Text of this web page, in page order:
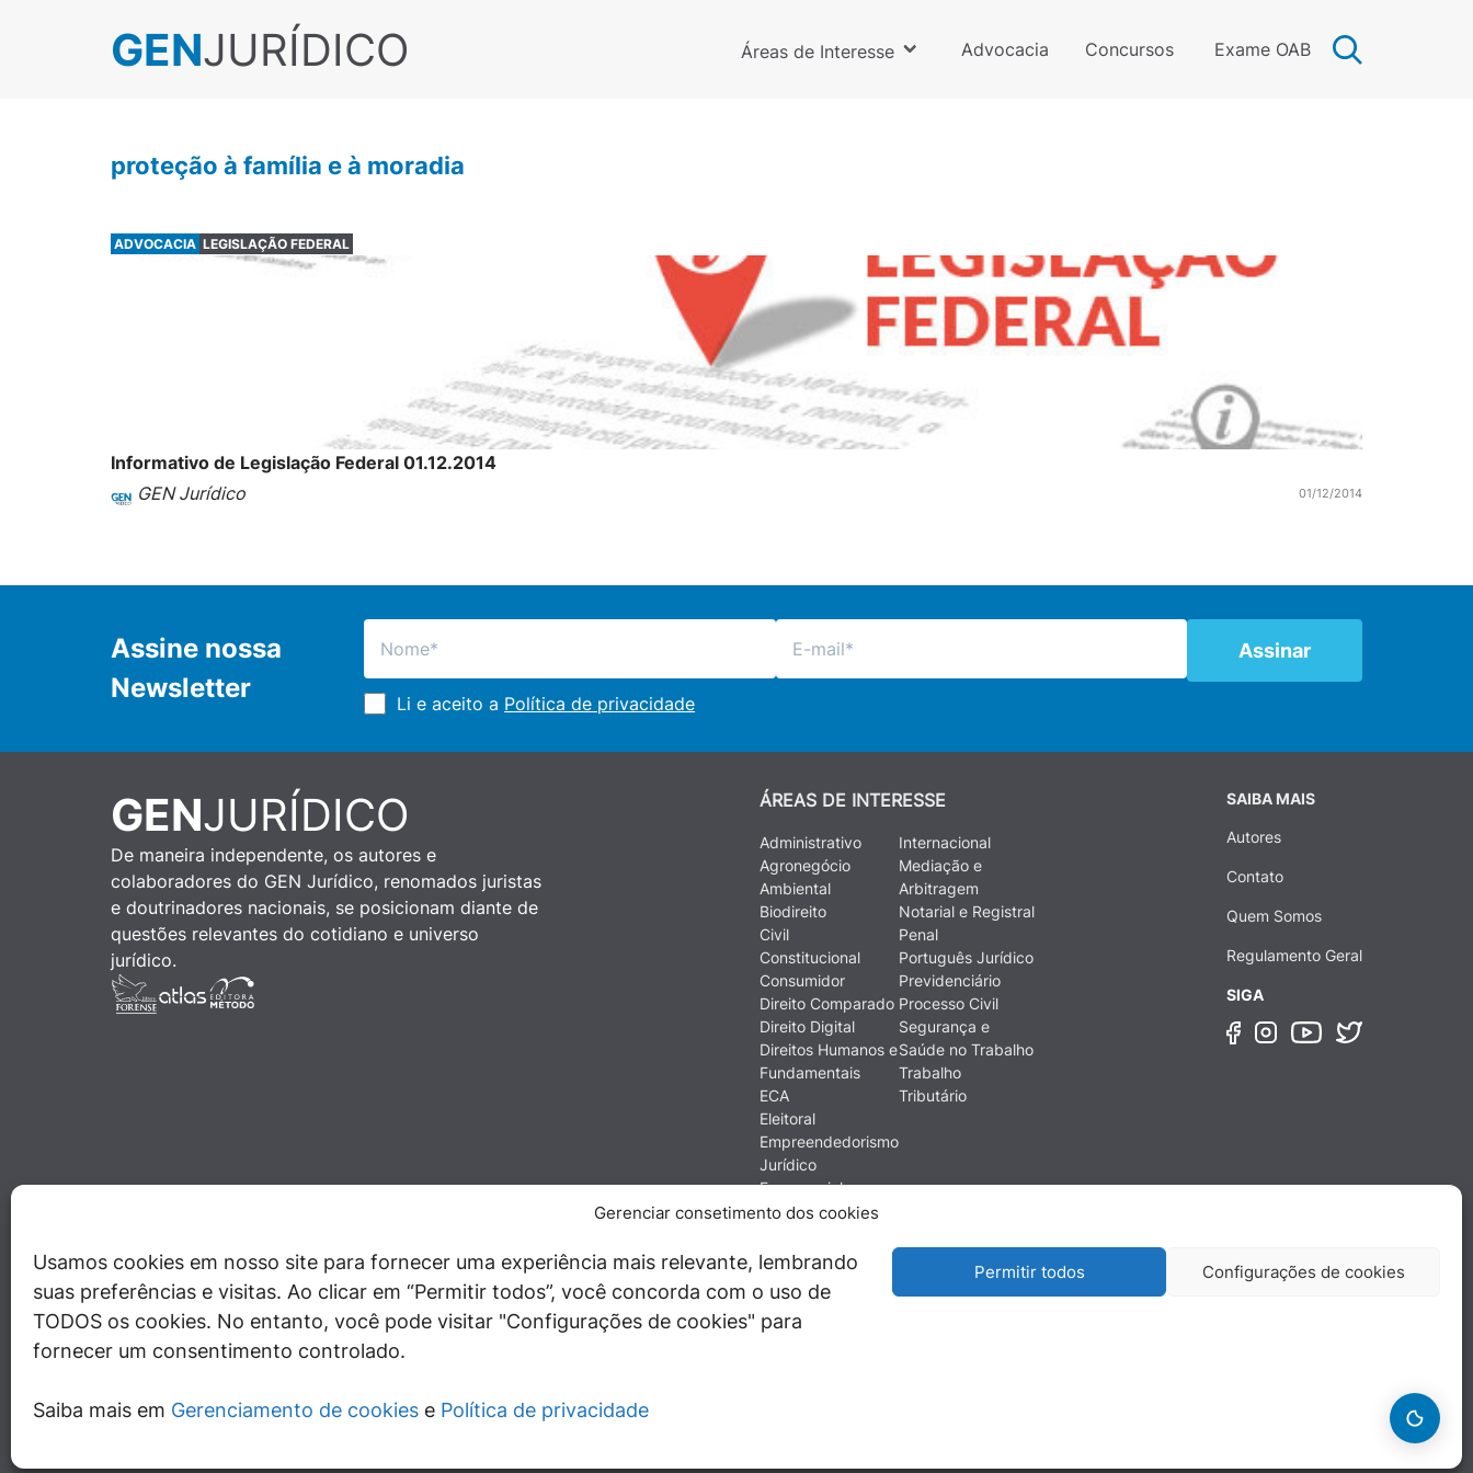
Gerenciar consetimento dos cookies
Usamos cookies em nosso site para fornecer uma experiência mais relevante, lembrando
suas preferências e visitas. Ao clicar em “Permitir todos”, você concorda com o uso de
TODOS os cookies. No entanto, você pode visitar "Configurações de cookies" para
fornecer um consentimento controlado.
Saiba mais em Gerenciamento de cookies e Política de privacidade
Permitir todos Configurações de cookies
GENJURÍDICO Áreas de Interesse Advocacia Concursos Exame OAB
proteção à família e à moradia
ADVOCACIA LEGISLAÇÃO FEDERAL
Informativo de Legislação Federal 01.12.2014
GEN Jurídico
01/12/2014
Assine nossa
Newsletter
Li e aceito a Política de privacidade
GENJURÍDICO
De maneira independente, os autores e
colaboradores do GEN Jurídico, renomados juristas
e doutrinadores nacionais, se posicionam diante de
questões relevantes do cotidiano e universo
jurídico.
ÁREAS DE INTERESSE
Administrativo
Agronegócio
Ambiental
Biodireito
Civil
Constitucional
Consumidor
Direito Comparado
Direito Digital
Direitos Humanos e
Fundamentais
ECA
Eleitoral
Empreendedorismo
Jurídico
Empresarial
Ética
Financeiro e
História do Direito
Imobiliário
Internacional
Mediação e
Arbitragem
Notarial e Registral
Penal
Português Jurídico
Previdenciário
Processo Civil
Segurança e
Saúde no Trabalho
Trabalho
Tributário
SAIBA MAIS
Autores
Contato
Quem Somos
Regulamento Geral
SIGA